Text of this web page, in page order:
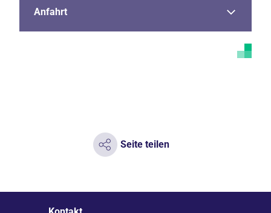
Anfahrt
Seite teilen